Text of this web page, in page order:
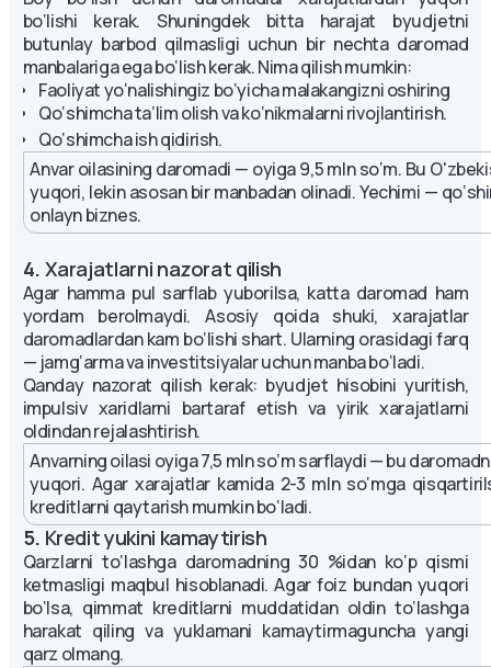
bo‘lishi kerak. Shuningdek bitta harajat byudjetni
butunlay barbod qilmasligi uchun bir nechta daromad
manbalariga ega bo‘lish kerak. Nima qilish mumkin:
Faoliyat yo‘nalishingiz bo‘yicha malakangizni oshiring
Qo‘shimcha ta’lim olish va ko‘nikmalarni rivojlantirish.
Qo‘shimcha ish qidirish.
Anvar oilasining daromadi — oyiga 9,5 mln so‘m. Bu
yuqori, lekin asosan bir manbadan olinadi. Yechimi —
onlayn biznes.
4. Xarajatlarni nazorat qilish
Agar hamma pul sarflab yuborilsa, katta daromad ham
yordam berolmaydi. Asosiy qoida shuki, xarajatlar
daromadlardan kam bo‘lishi shart. Ularning orasidagi farq
— jamg‘arma va investitsiyalar uchun manba bo‘ladi.
Qanday nazorat qilish kerak: byudjet hisobini yuritish,
impulsiv xaridlarni bartaraf etish va yirik xarajatlarni
oldindan rejalashtirish.
Anvarning oilasi oyiga 7,5 mln so‘m sarflaydi — bu
yuqori. Agar xarajatlar kamida 2-3 mln so‘mga
kreditlarni qaytarish mumkin bo‘ladi.
5. Kredit yukini kamaytirish
Qarzlarni to‘lashga daromadning 30 %idan ko‘p qismi
ketmasligi maqbul hisoblanadi. Agar foiz bundan yuqori
bo‘lsa, qimmat kreditlarni muddatidan oldin to‘lashga
harakat qiling va yuklamani kamaytirmaguncha yangi
qarz olmang.